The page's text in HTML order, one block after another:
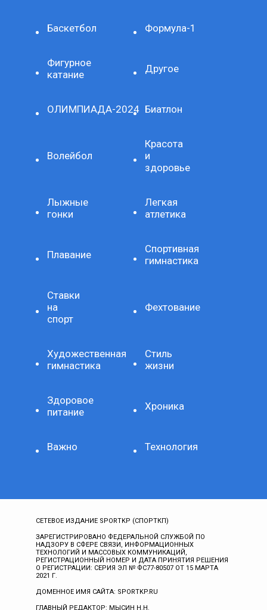
Баскетбол Формула-1
Фигурное
катание
Другое
ОЛИМПИАДА-2024 Биатлон
Волейбол
Красота
и
здоровье
Лыжные
гонки
Легкая
атлетика
Плавание
Спортивная
гимнастика
Ставки
на
спорт
Фехтование
Художественная
гимнастика
Стиль
жизни
Здоровое
питание
Хроника
Важно Технология
СЕТЕВОЕ ИЗДАНИЕ SPORTKP (СПОРТКП)
ЗАРЕГИСТРИРОВАНО ФЕДЕРАЛЬНОЙ СЛУЖБОЙ ПО
НАДЗОРУ В СФЕРЕ СВЯЗИ, ИНФОРМАЦИОННЫХ
ТЕХНОЛОГИЙ И МАССОВЫХ КОММУНИКАЦИЙ,
РЕГИСТРАЦИОННЫЙ НОМЕР И ДАТА ПРИНЯТИЯ РЕШЕНИЯ
О РЕГИСТРАЦИИ: СЕРИЯ ЭЛ № ФС77-80507 ОТ 15 МАРТА
2021 Г.
ДОМЕННОЕ ИМЯ САЙТА: SPORTKP.RU
ГЛАВНЫЙ РЕДАКТОР: МЫСИН Н.Н.